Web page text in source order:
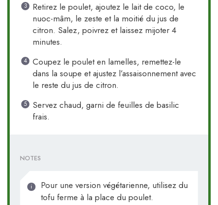
Retirez le poulet, ajoutez le lait de coco, le
nuoc-mâm, le zeste et la moitié du jus de
citron. Salez, poivrez et laissez mijoter 4
minutes.
Coupez le poulet en lamelles, remettez-le
dans la soupe et ajustez l’assaisonnement avec
le reste du jus de citron.
Servez chaud, garni de feuilles de basilic
frais.
NOTES
Pour une version végétarienne, utilisez du
tofu ferme à la place du poulet.